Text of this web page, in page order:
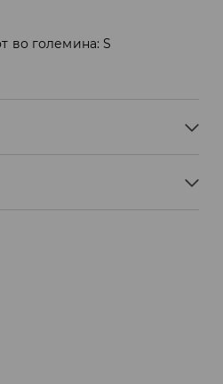
во големина: S
C - БЛАГ ПРОЦЕС